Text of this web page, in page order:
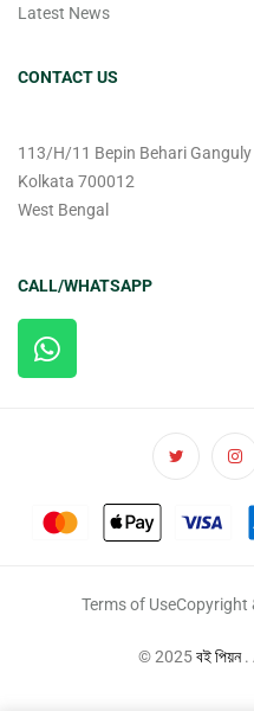
Latest News
CONTACT US
113/H/11 Bepin Behari Ganguly
Kolkata 700012
West Bengal
CALL/WHATSAPP
Terms of UseCopyright
© 2025বই পিয়ন.